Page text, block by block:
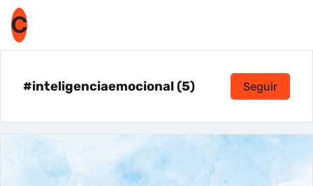
C
#inteligenciaemocional (5) Seguir